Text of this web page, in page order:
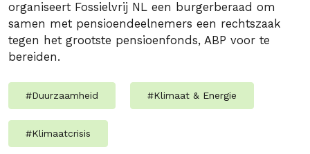
organiseert Fossielvrij NL een burgerberaad om
samen met pensioendeelnemers een rechtszaak
tegen het grootste pensioenfonds, ABP voor te
bereiden.
#Duurzaamheid #Klimaat & Energie
#Klimaatcrisis